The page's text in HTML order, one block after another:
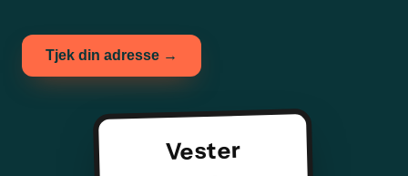
Tjek din adresse →
Vester